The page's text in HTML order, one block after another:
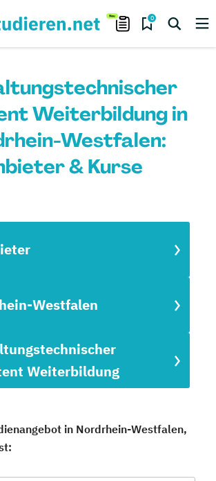
0
Weiterbildung in
Westfalen:
& Kurse
Weiterbildung
Westfalen
in Nordrhein-Westfalen,